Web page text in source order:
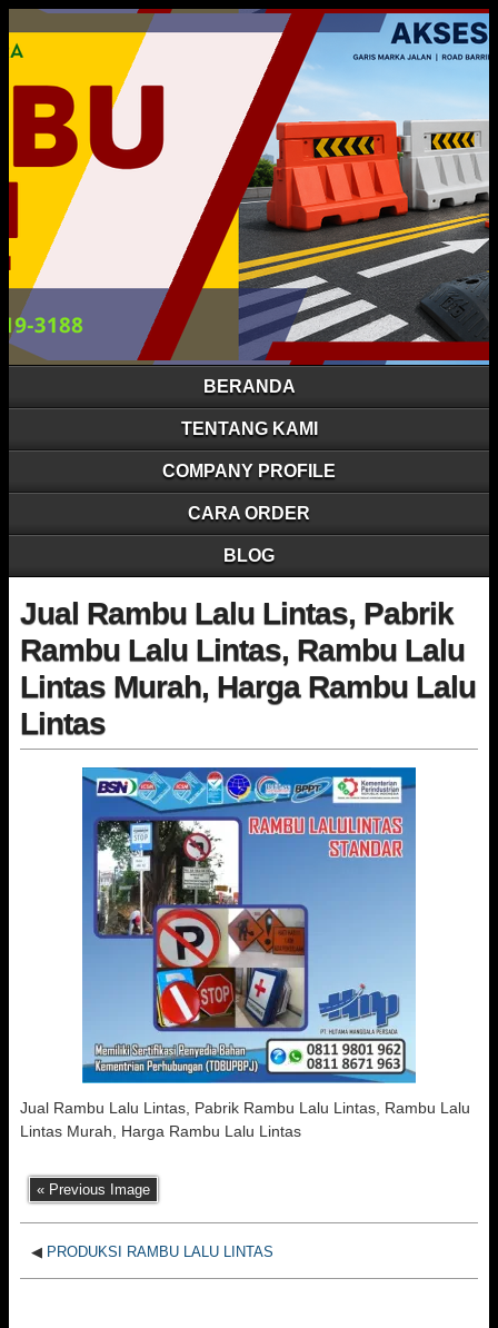
BERANDA
TENTANG KAMI
COMPANY PROFILE
CARA ORDER
BLOG
Jual Rambu Lalu Lintas, Pabrik
Rambu Lalu Lintas, Rambu Lalu
Lintas Murah, Harga Rambu Lalu
Lintas
Jual Rambu Lalu Lintas, Pabrik Rambu Lalu Lintas, Rambu Lalu
Lintas Murah, Harga Rambu Lalu Lintas
« Previous Image
◀ PRODUKSI RAMBU LALU LINTAS